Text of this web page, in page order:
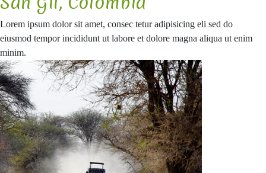
Lorem ipsum dolor sit amet, consec tetur adipisicing eli sed do
eiusmod tempor incididunt ut labore et dolore magna aliqua ut enim
minim.